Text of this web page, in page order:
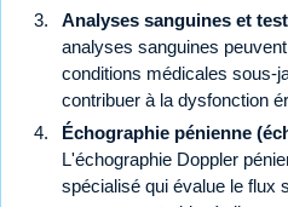
Analyses sanguines et
analyses sanguines
conditions médicales sous-
contribuer à la dysfonction
Échographie pénienne
L'échographie Doppler
spécialisé qui évalue le flux